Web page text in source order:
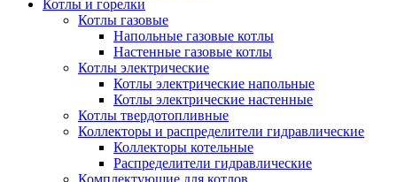
Котлы и горелки
Котлы газовые
Напольные газовые котлы
Настенные газовые котлы
Котлы электрические
Котлы электрические напольные
Котлы электрические настенные
Котлы твердотопливные
Коллекторы и распределители гидравлические
Коллекторы котельные
Распределители гидравлические
Комплектующие для котлов